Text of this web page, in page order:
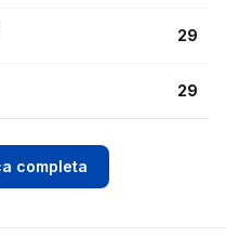
29
29
completa